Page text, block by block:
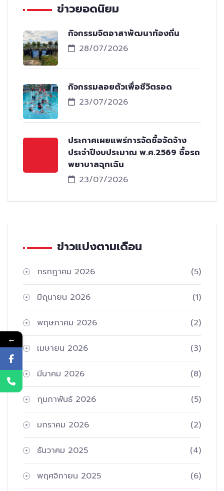
ข่าวยอดนิยม
กิจกรรมจิตอาสาพัฒนาท้องถิ่น
28/07/2026
กิจกรรมลอยตัวเพื่อชีวิตรอด
23/07/2026
ประกาศเผยแพร่การจัดซื้อจัดจ้าง
ประจำปีงบประมาณ พ.ศ.2569 ซื้อรถ
พยาบาลฉุกเฉิน
23/07/2026
ข่าวแบ่งตามเดือน
กรกฎาคม 2026 (5)
มิถุนายน 2026 (1)
พฤษภาคม 2026 (2)
เมษายน 2026 (3)
มีนาคม 2026 (8)
กุมภาพันธ์ 2026 (5)
มกราคม 2026 (2)
ธันวาคม 2025 (4)
พฤศจิกายน 2025 (6)
←